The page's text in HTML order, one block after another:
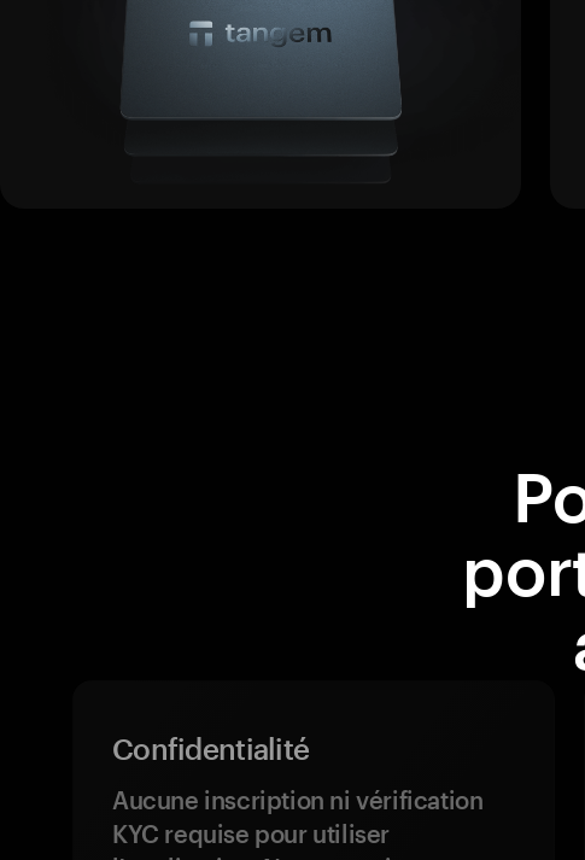
Confidentialité
Aucune inscription ni vérification
KYC requise pour utiliser